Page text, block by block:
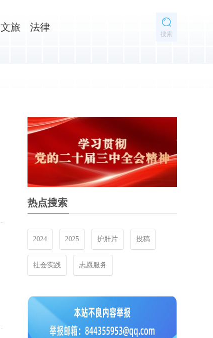
文旅 法律
搜索
热点搜索
2024 2025 护肝片 投稿
社会实践 志愿服务